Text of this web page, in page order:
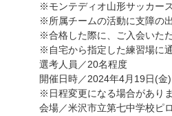
※モンテディオ山形サッカー
※所属チームの活動に支障の
※合格した際に、ご入会いた
※自宅から指定した練習場に
選考人員／20名程度
開催日時／2024年4月19
※日程変更になる場合があり
会場／米沢市立第七中学校ピ